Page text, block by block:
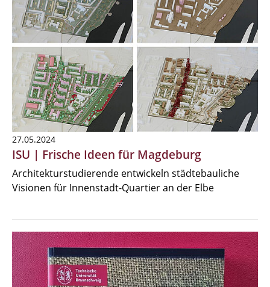
27.05.2024
ISU | Frische Ideen für Magdeburg
Architekturstudierende entwickeln städtebauliche
Visionen für Innenstadt-Quartier an der Elbe